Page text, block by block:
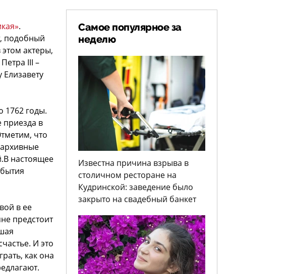
.
подобный
актеры,
III –
1762 годы.
приезда в
что
настоящее
в ее
предстоит
И это
как она
Самое популярное за
неделю
Известна причина взрыва в
столичном ресторане на
Кудринской: заведение было
закрыто на свадебный банкет